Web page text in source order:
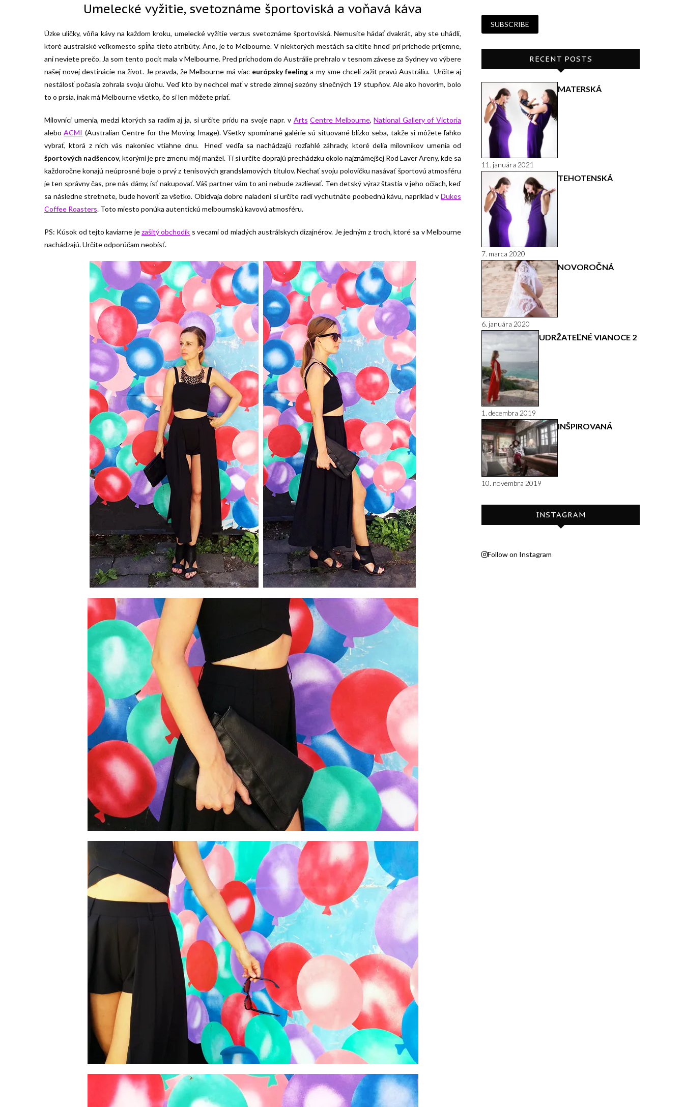
Umelecké vyžitie, svetoznáme športoviská a voňavá káva
Úzke uličky, vôňa kávy na každom kroku, umelecké vyžitie verzus svetoznáme športoviská. Nemusíte hádať dvakrát, aby ste uhádli,
ktoré australské veľkomesto spĺňa tieto atribúty. Áno, je to Melbourne. V niektorých mestách sa cítite hneď pri príchode príjemne,
ani neviete prečo. Ja som tento pocit mala v Melbourne. Pred príchodom do Austrálie prehralo v tesnom závese za Sydney vo výbere
našej novej destinácie na život. Je pravda, že Melbourne má viac európsky feeling a my sme chceli zažit pravú Austráliu. Určite aj
nestálosť počasia zohrala svoju úlohu. Veď kto by nechcel mať v strede zimnej sezóny slnečných 19 stupňov. Ale ako hovorím, bolo
to o prsia, inak má Melbourne všetko, čo si len môžete priať.
Milovníci umenia, medzi ktorých sa radím aj ja, si určite prídu na svoje napr. v Arts Centre Melbourne,National Gallery of Victoria
aleboACMI (Australian Centre for the Moving Image). Všetky spomínané galérie sú situované blízko seba, takže si môžete ľahko
vybrať, ktorá z nich vás nakoniec vtiahne dnu. Hneď vedľa sa nachádzajú rozľahlé záhrady, ktoré delia milovníkov umenia od
športových nadšencov, ktorými je pre zmenu môj manžel. Tí si určite doprajú prechádzku okolo najznámejšej Rod Laver Areny, kde sa
každoročne konajú neúprosné boje o prvý z tenisových grandslamových titulov. Nechať svoju polovičku nasávať športovú atmosféru
je ten správny čas, pre nás dámy, ísť nakupovať. Váš partner vám to ani nebude zazlievať. Ten detský výraz štastia v jeho očiach, keď
sa následne stretnete, bude hovoriť za všetko. Obidvaja dobre naladení si určite radi vychutnáte poobednú kávu, napríklad v Dukes
Coffee Roasters. Toto miesto ponúka autentickú melbournskú kavovú atmosféru.
PS: Kúsok od tejto kaviarne jezašitý obchodík s vecami od mladých austrálskych dizajnérov. Je jedným z troch, ktoré sa v Melbourne
nachádzajú. Určite odporúčam neobísť.
RECENT POSTS
MATERSKÁ
11. januára 2021
TEHOTENSKÁ
7. marca 2020
NOVOROČNÁ
6. januára 2020
UDRŽATEĽNÉ VIANOCE 2
1. decembra 2019
INŠPIROVANÁ
10. novembra 2019
INSTAGRAM
Follow on Instagram